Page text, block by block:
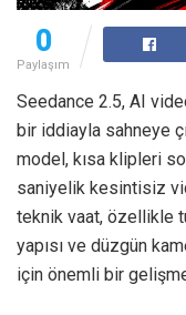
0
Paylaşım
Seedance 2.5, AI
bir iddiayla sahneye
model, kısa klipleri
saniyelik kesintisiz
teknik vaat, özellikle
yapısı ve düzgün
için önemli bir